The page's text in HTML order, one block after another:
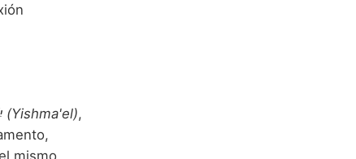
יִשְׁמָעֵאל (Yishma'el),